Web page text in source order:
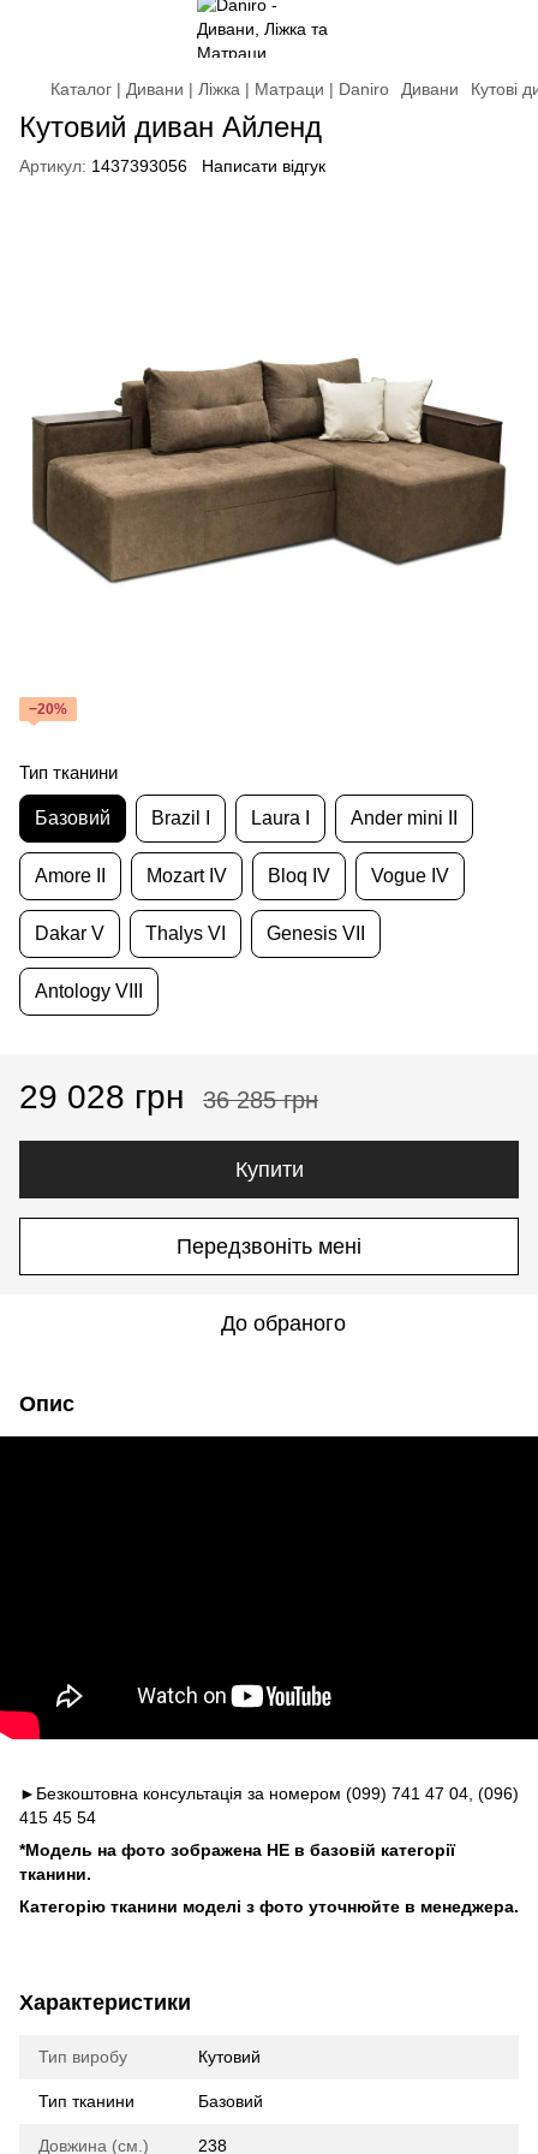
Каталог | Дивани | Ліжка | Матраци | Daniro Дивани Кутові
Кутовий диван Айленд
Артикул: 1437393056 Написати відгук
−20%
Тип тканини
Базовий Brazil I Laura I Ander mini II
Amore II Mozart IV Bloq IV Vogue IV
Dakar V Thalys VI Genesis VII
Antology VIII
29 028 грн 36 285 грн
Купити
Передзвоніть мені
До обраного
Опис
►Безкоштовна консультація за номером (099) 741 47 04, (096)
415 45 54
*Модель на фото зображена НЕ в базовій категорії
тканини.
Категорію тканини моделі з фото уточнюйте в менеджера.
Характеристики
Тип виробу Кутовий
Тип тканини Базовий
Довжина (см.) 238